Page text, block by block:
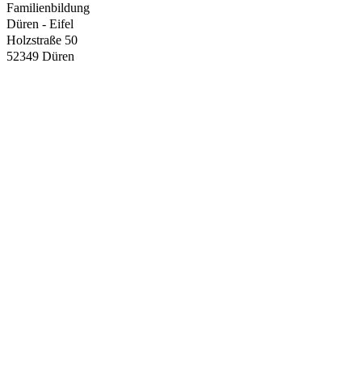
Familienbildung
Düren - Eifel
Holzstraße 50
52349 Düren